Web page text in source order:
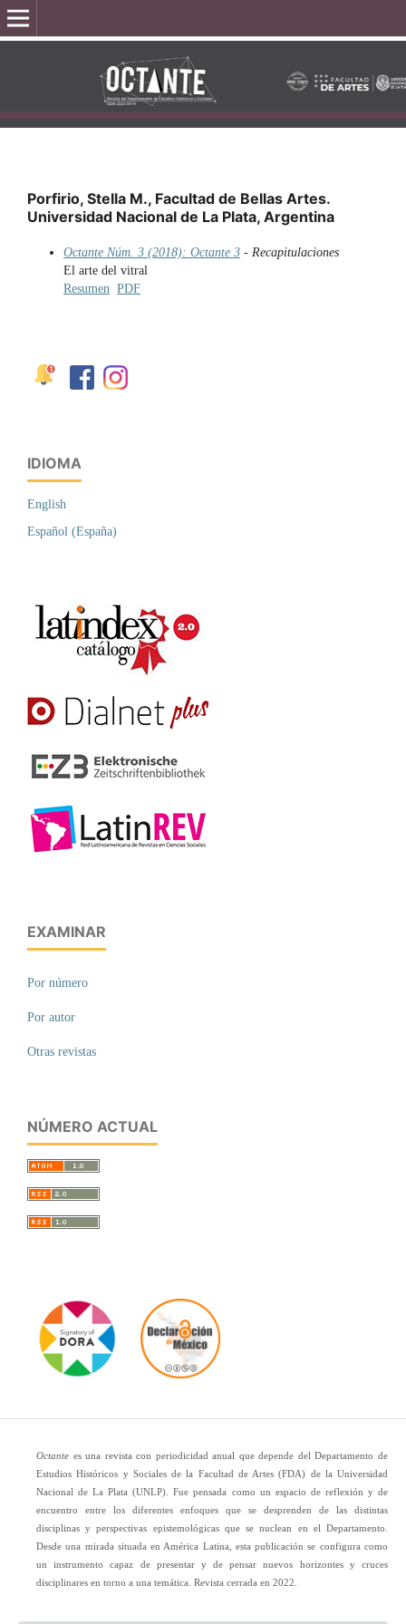
Porfirio, Stella M., Facultad de Bellas Artes.
Universidad Nacional de La Plata, Argentina
Octante Núm. 3 (2018): Octante 3 - Recapitulaciones
El arte del vitral
Resumen PDF
IDIOMA
English
Español (España)
EXAMINAR
Por número
Por autor
Otras revistas
NÚMERO ACTUAL
Octante es una revista con periodicidad anual que depende del Departamento de
Estudios Históricos y Sociales de la Facultad de Artes (FDA) de la Universidad
Nacional de La Plata (UNLP). Fue pensada como un espacio de reflexión y de
encuentro entre los diferentes enfoques que se desprenden de las distintas
disciplinas y perspectivas epistemológicas que se nuclean en el Departamento.
Desde una mirada situada en América Latina, esta publicación se configura como
un instrumento capaz de presentar y de pensar nuevos horizontes y cruces
disciplinares en torno a una temática. Revista cerrada en 2022.